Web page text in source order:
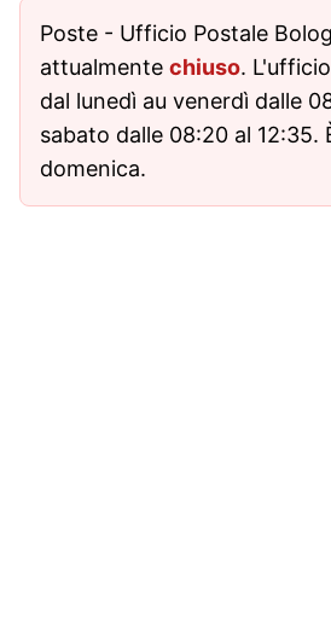
Poste - Ufficio Postale
attualmente chiuso.
dal lunedì au venerdì dalle
sabato dalle 08:20 al 12:35.
domenica.